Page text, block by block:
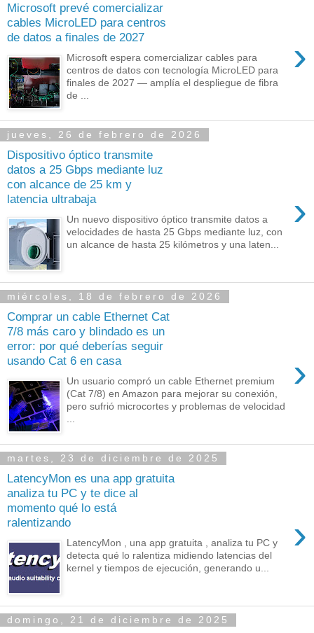
Microsoft prevé comercializar
cables MicroLED para centros
de datos a finales de 2027
›
Microsoft espera comercializar cables para
centros de datos con tecnología MicroLED para
finales de 2027 — amplía el despliegue de fibra
de ...
jueves, 26 de febrero de 2026
Dispositivo óptico transmite
datos a 25 Gbps mediante luz
con alcance de 25 km y
latencia ultrabaja
›
Un nuevo dispositivo óptico transmite datos a
velocidades de hasta 25 Gbps mediante luz, con
un alcance de hasta 25 kilómetros y una laten...
miércoles, 18 de febrero de 2026
Comprar un cable Ethernet Cat
7/8 más caro y blindado es un
error: por qué deberías seguir
usando Cat 6 en casa
›
Un usuario compró un cable Ethernet premium
(Cat 7/8) en Amazon para mejorar su conexión,
pero sufrió microcortes y problemas de velocidad
martes, 23 de diciembre de 2025
LatencyMon es una app gratuita
analiza tu PC y te dice al
momento qué lo está
ralentizando
›
LatencyMon , una app gratuita , analiza tu PC y
detecta qué lo ralentiza midiendo latencias del
kernel y tiempos de ejecución, generando u...
domingo, 21 de diciembre de 2025